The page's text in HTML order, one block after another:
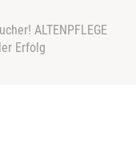
ALTENPFLEGE
Erfolg